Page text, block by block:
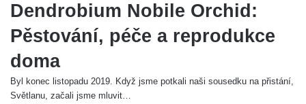
Dendrobium Nobile Orchid:
Pěstování, péče a reprodukce
doma
Byl konec listopadu 2019. Když jsme potkali naši sousedku na přistání,
Světlanu, začali jsme mluvit…